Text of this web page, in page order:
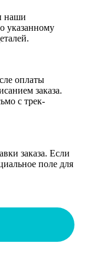
наши
указанному
оплаты
заказа.
с трек-
заказа. Если
поле для